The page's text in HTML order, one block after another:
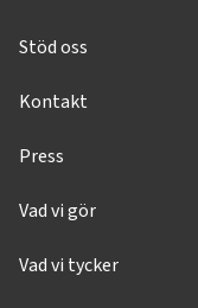
Stöd oss
Kontakt
Press
Vad vi gör
Vad vi tycker